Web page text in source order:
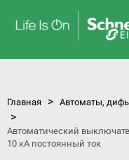
Главная > Автоматы,
>
Автоматический
10 кА постоянный ток